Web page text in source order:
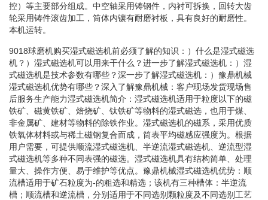
控）等主要部分组成。中空轴采用铸钢件，内衬可拆换，回转大齿
轮采用铸件滚齿加工，筒体内镶有耐磨衬板，具有良好的耐磨性。
本机运转。
9018球磨机购买湿式磁选机前必须了解的知识：）什么是湿式磁选
机？）湿式磁选机可以用来干什么？进一步了解湿式磁选机：）湿
式磁选机是技术参数有哪些？深一步了解湿式磁选机：）豫鼎机械
湿式磁选机优势有哪些？深入了解豫鼎机械：客户现场发货现场售
后服务生产能力湿式磁选机简介：湿式磁选机适用于粒度以下的磁
铁矿、磁黄铁矿、焙烧矿、钛铁矿等物料的湿式磁选，也用于煤、
非金属矿、建材等物料的除铁作业。湿式磁选机的磁系，采用优质
铁氧体材料或与稀土磁钢复合而成，筒表平均磁感应强度为。根据
用户需要，可提供顺流湿式磁选机、半逆流湿式磁选机、逆流型湿
式磁选机等多种不同表强的磁选。湿式磁选机具有结构简单、处理
量大、操作方便、易于维护等优点。豫鼎机械湿式磁选机优势：顺
流槽适用于矿石粒度为-的粗选和精选；该机有三种槽体：半逆流
槽；顺流槽和逆流槽，分别适用于不同选别颗粒度及不同选别工艺